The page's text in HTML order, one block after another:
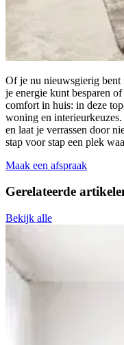
Of je nu nieuwsgierig
je energie kunt besparen
comfort in huis: in deze
woning en
en laat je verrassen door
stap voor stap een plek
Maak een afspraak
Gerelateerde
Bekijk alle